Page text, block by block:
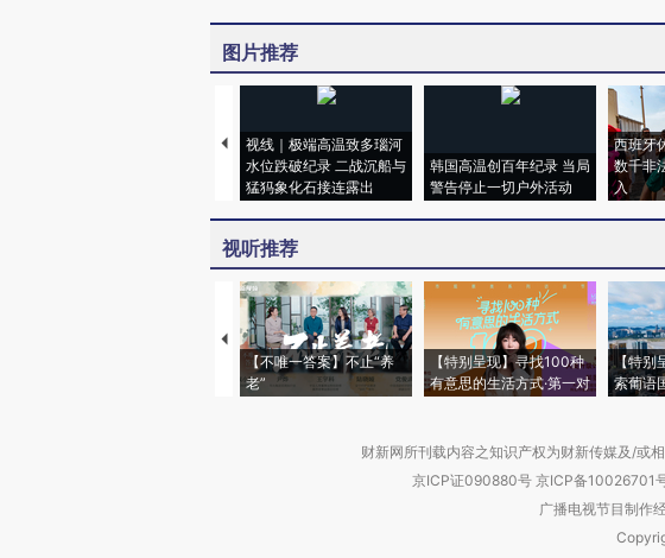
图片推荐
视线｜极端高温致多瑙河
水位跌破纪录 二战沉船与
猛犸象化石接连露出
韩国高温创百年纪录 当局
警告停止一切户外活动
西班牙
数千非
入
视听推荐
【不唯一答案】不止“养
老”
【特别呈现】寻找100种
有意思的生活方式·第一对
【特别
索葡语
财新网所刊载内容之知识产权为财新传媒及/或
京ICP证090880号 京ICP备10026701
广播电视节目制作